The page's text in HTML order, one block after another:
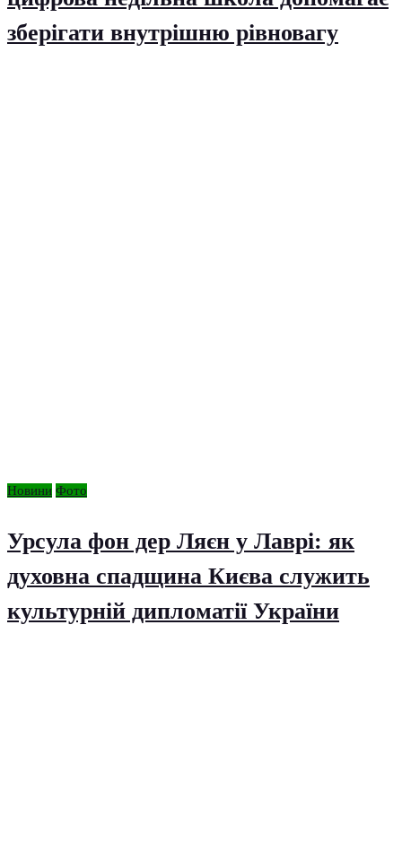
зберігати внутрішню рівновагу
Новини Фото
Урсула фон дер Ляєн у Лаврі: як
духовна спадщина Києва служить
культурній дипломатії України